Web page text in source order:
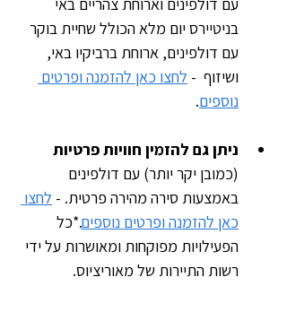
עם דולפינים וארוחת צהריים באי
בניטיירס יום מלא הכולל שחיית בוקר
עם דולפינים, ארוחת ברביקיו באי,
ושיזוף  - לחצו כאן להזמנה ופרטים
נוספים.
ניתן גם להזמין חוויות פרטיות
(כמובן יקר יותר) עם דולפינים
באמצעות סירה מהירה פרטית. - לחצו
כאן להזמנה ופרטים נוספים.*כל
הפעילויות מפוקחות ומאושרות על ידי
רשות התיירות של מאוריציוס.